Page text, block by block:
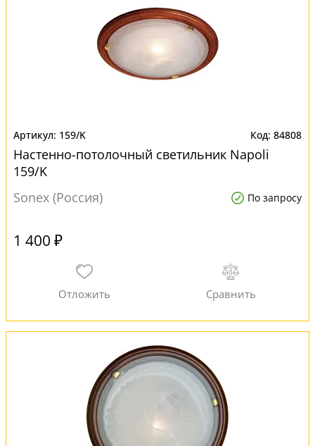
159/K 84808
Настенно-потолочный светильник Napoli
159/K
Sonex (Россия)
По запросу
1 400 ₽